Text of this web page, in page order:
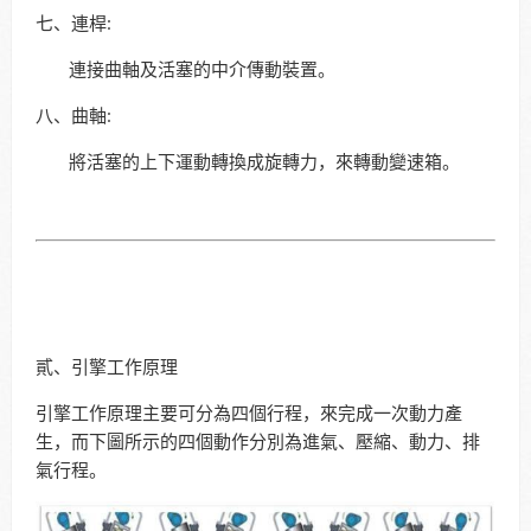
七、連桿:
連接曲軸及活塞的中介傳動裝置。
八、曲軸:
將活塞的上下運動轉換成旋轉力，來轉動變速箱。
貳、引擎工作原理
引擎工作原理主要可分為四個行程，來完成一次動力產
生，而下圖所示的四個動作分別為進氣、壓縮、動力、排
氣行程。